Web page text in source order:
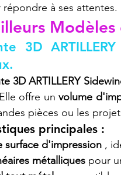
à ses attentes.
3D
3D ARTILLERY
offre un volume
pièces ou les
principales :
surface d'impression ,
métalliques pour